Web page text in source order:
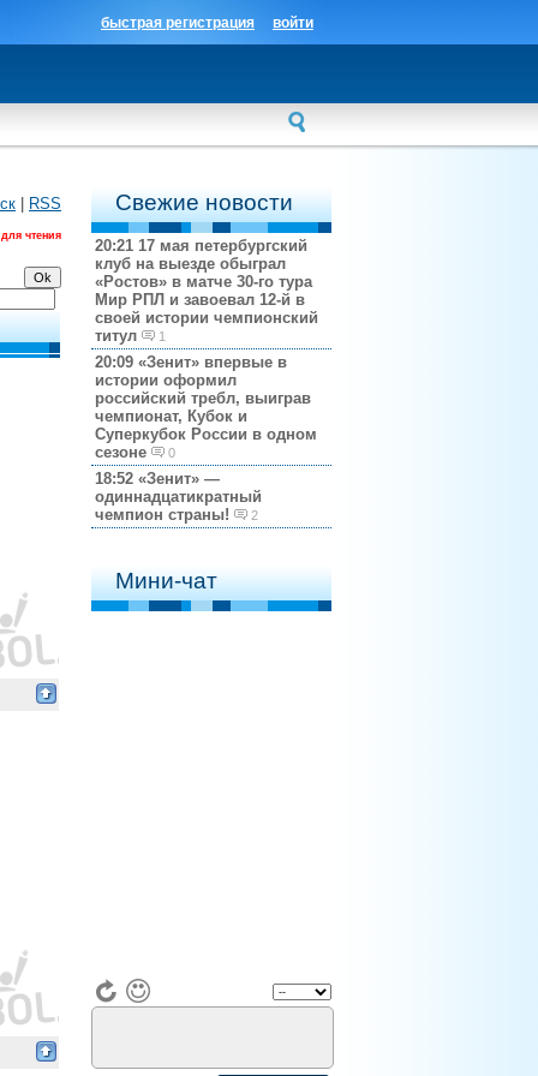
войти
быстрая регистрация
Свежие новости
20:21 17 мая петербургский
клуб на выезде обыграл
«Ростов» в матче 30-го тура
Мир РПЛ и завоевал 12-й в
своей истории чемпионский
титул
1
20:09 «Зенит» впервые в
истории оформил
российский требл, выиграв
чемпионат, Кубок и
Суперкубок России в одном
сезоне
0
18:52 «Зенит» —
одиннадцатикратный
чемпион страны!
2
Мини-чат
RSS
чтения